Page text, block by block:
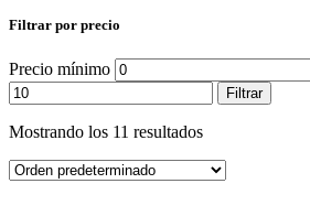
Filtrar por precio
Precio mínimo
Filtrar
Mostrando los 11 resultados